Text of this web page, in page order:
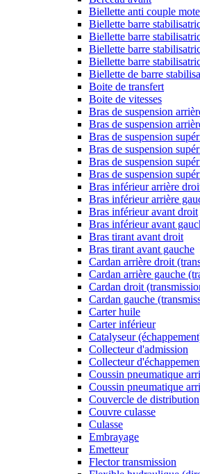
Biellette anti couple
Biellette barre
Biellette barre
Biellette barre
Biellette barre
Biellette de barre
Boite de transfert
Boite de vitesses
Bras de suspension
Bras de suspension
Bras de suspension
Bras de suspension
Bras de suspension
Bras de suspension
Bras inférieur arrière
Bras inférieur arrière
Bras inférieur avant droit
Bras inférieur avant
Bras tirant avant droit
Bras tirant avant gauche
Cardan arrière droit
Cardan arrière gauche
Cardan droit
Cardan gauche
Carter huile
Carter inférieur
Catalyseur
Collecteur d'admission
Collecteur
Coussin pneumatique
Coussin pneumatique
Couvercle de distribution
Couvre culasse
Culasse
Embrayage
Emetteur
Flector transmission